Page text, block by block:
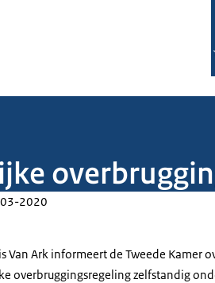
2020
Van Ark informeert de Tweede Kamer
overbruggingsregeling zelfstandig